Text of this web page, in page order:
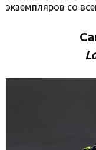
экземпляров со